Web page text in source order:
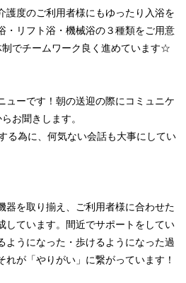
護度のご利用者様にもゆったり入浴を
・リフト浴・機械浴の３種類をご用意
制でチームワーク良く進めています☆
ューです！朝の送迎の際にコミュニケ
お聞きします。
る為に、何気ない会話も大事にしてい
器を取り揃え、ご利用者様に合わせた
しています。間近でサポートをしてい
ようになった・歩けるようになった過
が「やりがい」に繋がっています！